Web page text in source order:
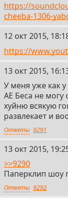
https://
cheeba-1306-
60
12 окт 2015,
https://
61
13 окт 2015,
У меня уже как
АЕ Беса не
хуйню всякую
развлекает и
Ответы 9291
62
13 окт 2015,
>>9290
Паперклип шоу
Ответы 9292